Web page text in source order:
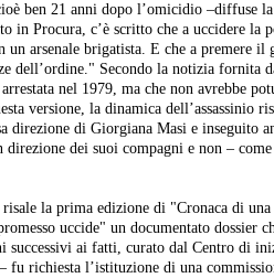
ben 21 anni dopo l’omicidio –diffuse
in Procura, c’è scritto che a uccidere la
arsenale brigatista. E che a premere il
dell’ordine." Secondo la notizia fornita
nel 1979, ma che non avrebbe
versione, la dinamica dell’assassinio
direzione di Giorgiana Masi e inseguito
direzione dei suoi compagni e non –
la prima edizione di "Cronaca di una
uccide" un documentato dossier
successivi ai fatti, curato dal Centro di
fu richiesta l’istituzione di una